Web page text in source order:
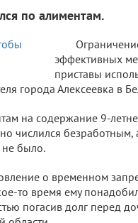
по алиментам.
эффективных
приставы
города Алексеевка в
на содержание 9-
числился безработным,
не было.
о временном
то время ему
погасив долг перед